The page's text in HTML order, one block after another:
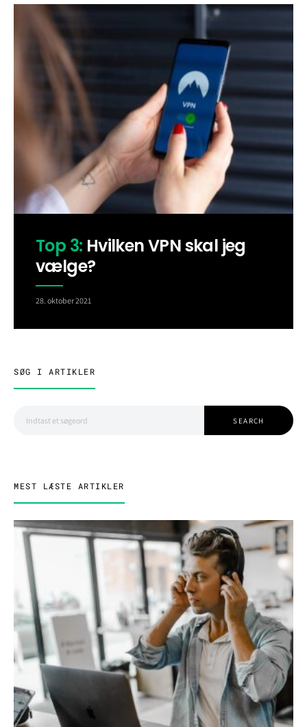
Top 3: Hvilken VPN skal jeg
vælge?
28. oktober 2021
SØG I ARTIKLER
SEARCH
MEST LÆSTE ARTIKLER